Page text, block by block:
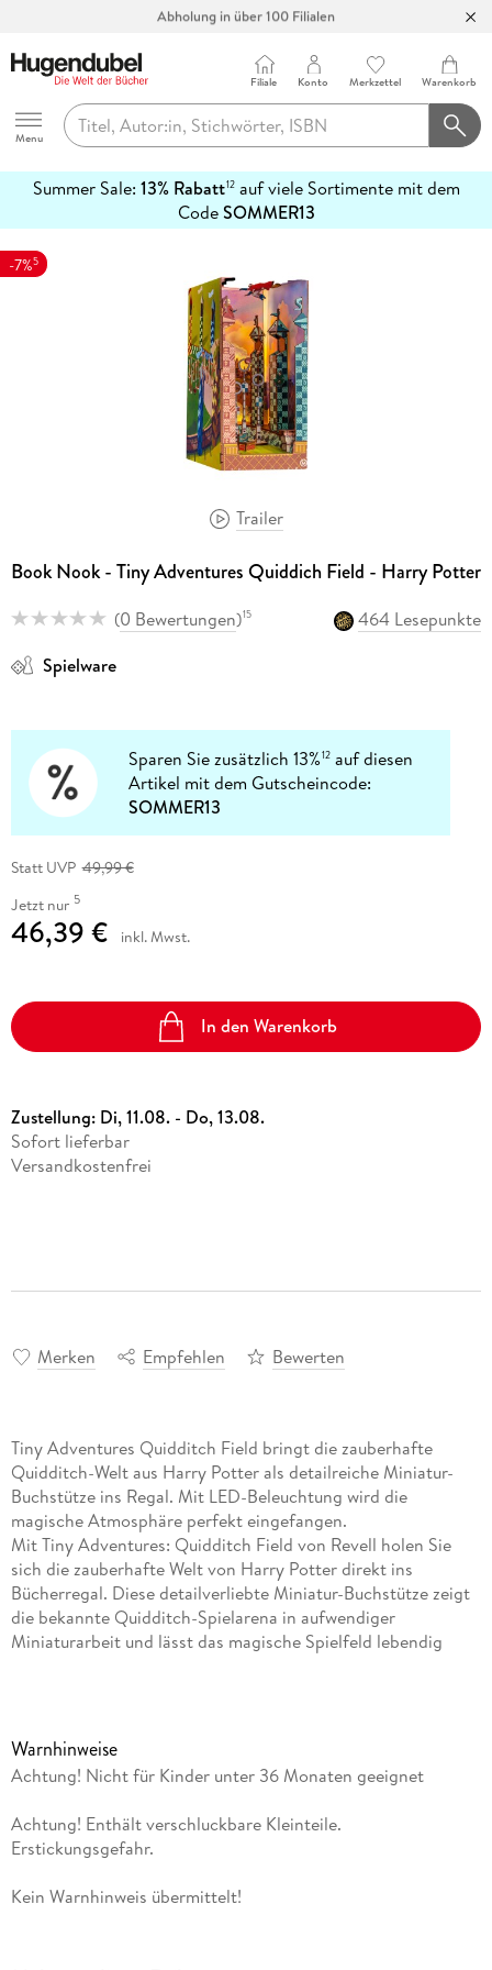
Abholung in über 100 Filialen
Hugendubel
Menu
Filiale Konto Merkzettel Warenkorb
Summer Sale: 13% Rabatt12auf viele Sortimente mit dem
CodeSOMMER13
erfahren
Trailer
-7%5
Book Nook - Tiny Adventures Quiddich Field - Harry Potter
(0 Bewertungen)15
464 Lesepunkte
Spielware
Sparen Sie zusätzlich 13%12 auf diesen
Artikel mit dem Gutscheincode:
SOMMER13
Statt UVP 49,99 €
Jetzt nur 5
46,39 € inkl. Mwst.
In den Warenkorb
Zustellung: Di, 11.08. - Do, 13.08.
Sofort lieferbar
Versandkostenfrei
Merken Empfehlen Bewerten
Tiny Adventures Quidditch Field bringt die zauberhafte
Quidditch-Welt aus Harry Potter als detailreiche Miniatur-
Buchstütze ins Regal. Mit LED-Beleuchtung wird die
magische Atmosphäre perfekt eingefangen.
Mit Tiny Adventures: Quidditch Field von Revell holen Sie
sich die zauberhafte Welt von Harry Potter direkt ins
Bücherregal. Diese detailverliebte Miniatur-Buchstütze zeigt
die bekannte Quidditch-Spielarena in aufwendiger
Miniaturarbeit und lässt das magische Spielfeld lebendig
Tore und einer stimmungsvollen LED-Beleuchtung, die das
Miniaturfeld magisch erstrahlen lässt.
sondern auch ein hochwertiges Sammlerstück, das die
Fantasie anregt und eine einzigartige Atmosphäre im Regal
Literatur und kreative Miniaturen lieben. Die naturbelassenen
Warnhinweise
Achtung! Nicht für Kinder unter 36 Monaten geeignet
Achtung! Enthält verschluckbare Kleinteile.
Erstickungsgefahr.
Kein Warnhinweis übermittelt!